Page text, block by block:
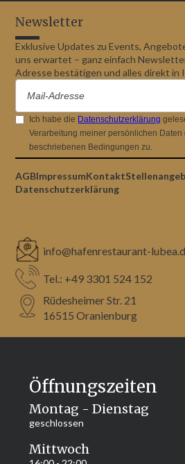
info@hafenrestaurant-
Tel.: +49 3301 524 152
Rüdesheimer Str. 21
16515 Oranienburg
Newsletter
Exklusive Updates zu Events,
uns erwartet – ganz einfach
Adresse bestätigen und alles direkt in
Ich habe die Datenschutzerklärung
Verarbeitung meiner persönlichen Daten
beschriebenen Bedingungen zu.
AGBImpressumKontakt
Datenschutzerklärung
Öffnungszeiten
Montag - Dienstag
geschlossen
Mittwoch